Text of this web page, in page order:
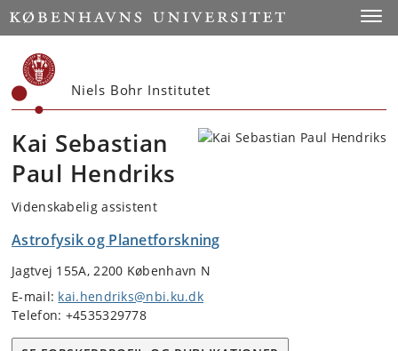
Start
Niels Bohr Institutet
Kai Sebastian
Paul Hendriks
Videnskabelig assistent
Astrofysik og Planetforskning
Jagtvej 155A, 2200 København N
E-mail: kai.hendriks@nbi.ku.dk
Telefon: +4535329778